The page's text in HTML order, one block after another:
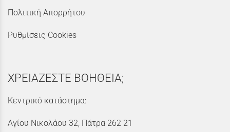
Πολιτική Απορρήτου
Ρυθμίσεις Cookies
ΧΡΕΙΑΖΕΣΤΕ ΒΟΗΘΕΙΑ;
Κεντρικό κατάστημα:
Αγίου Νικολάου 32, Πάτρα 262 21